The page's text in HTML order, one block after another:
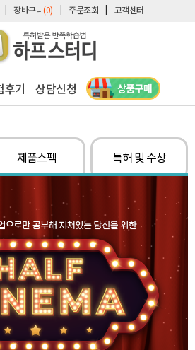
장바구니(0) 주문조회 고객센터
후기 상담신청
제품스펙 특허 및 수상